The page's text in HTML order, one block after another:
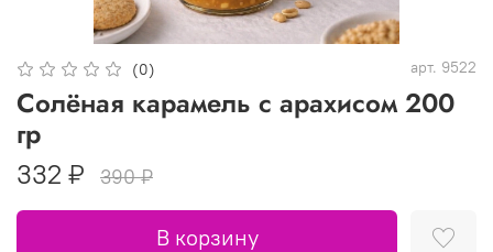
(0) арт. 9522
Солёная карамель с арахисом 200
гр
332 ₽ 390 ₽
В корзину